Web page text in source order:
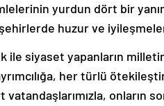
yurdun dört bir
şehirlerde huzur ve
ile siyaset yapanların
her türlü
onların